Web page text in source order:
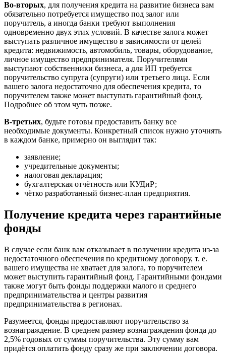
Во-вторых, для получения кредита на развитие бизнеса вам
обязательно потребуется имущество под залог или
поручитель, а иногда банки требуют выполнения
одновременно двух этих условий. В качестве залога может
выступать различное имущество в зависимости от целей
кредита: недвижимость, автомобиль, товары, оборудование,
личное имущество предпринимателя. Поручителями
выступают собственники бизнеса, а для ИП требуется
поручительство супруга (супруги) или третьего лица. Если
вашего залога недостаточно для обеспечения кредита, то
поручителем также может выступать гарантийный фонд.
Подробнее об этом чуть позже.
В-третьих, будьте готовы предоставить банку все
необходимые документы. Конкретный список нужно уточнять
в каждом банке, примерно он выглядит так:
заявление;
учредительные документы;
налоговая декларация;
бухгалтерская отчётность или КУДиР;
чётко разработанный бизнес-план предприятия.
Получение кредита через гарантийные
фонды
В случае если банк вам отказывает в получении кредита из-за
недостаточного обеспечения по кредитному договору, т. е.
вашего имущества не хватает для залога, то поручителем
может выступить гарантийный фонд. Гарантийными фондами
также могут быть фонды поддержки малого и среднего
предпринимательства и центры развития
предпринимательства в регионах.
Разумеется, фонды предоставляют поручительство за
вознаграждение. В среднем размер вознаграждения фонда до
2,5% годовых от суммы поручительства. Эту сумму вам
придётся оплатить фонду сразу же при заключении договора.